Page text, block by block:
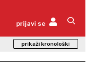
prijavi se
prikaži kronološki